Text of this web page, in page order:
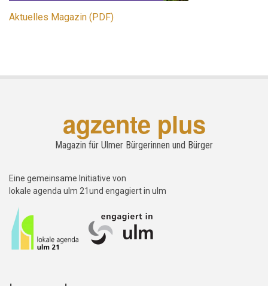
Aktuelles Magazin (PDF)
agzente plus
Magazin für Ulmer Bürgerinnen und Bürger
Eine gemeinsame Initiative von
lokale agenda ulm 21und engagiert in ulm